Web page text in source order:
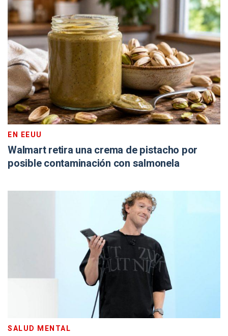
EN EEUU
Walmart retira una crema de pistacho por
posible contaminación con salmonela
SALUD MENTAL